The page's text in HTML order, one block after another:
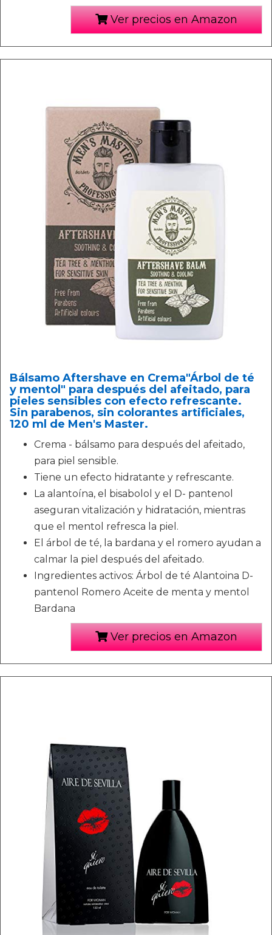
Ver precios en Amazon
Bálsamo Aftershave en Crema"Árbol de té
y mentol" para después del afeitado, para
pieles sensibles con efecto refrescante.
Sin parabenos, sin colorantes artificiales,
120 ml de Men's Master.
Crema - bálsamo para después del afeitado,
para piel sensible.
Tiene un efecto hidratante y refrescante.
La alantoína, el bisabolol y el D- pantenol
aseguran vitalización y hidratación, mientras
que el mentol refresca la piel.
El árbol de té, la bardana y el romero ayudan a
calmar la piel después del afeitado.
Ingredientes activos: Árbol de té Alantoina D-
pantenol Romero Aceite de menta y mentol
Bardana
Ver precios en Amazon